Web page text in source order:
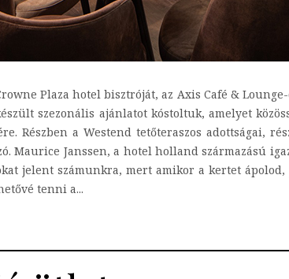
Plaza hotel bisztróját, az Axis Café &
szezonális ajánlatot kóstoltuk, amelyet
Részben a Westend tetőteraszos adottságai,
Maurice Janssen, a hotel holland származású
jelent számunkra, mert amikor a kertet
tenni a...